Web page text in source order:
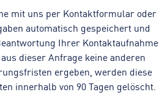
mit uns per Kontaktformular oder
automatisch gespeichert und
Ihrer Kontaktaufnahme
dieser Anfrage keine anderen
ergeben, werden diese
innerhalb von 90 Tagen gelöscht.